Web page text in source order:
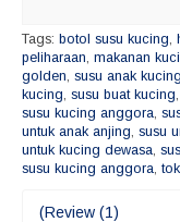
Tags: botol susu kucing
peliharaan makanan
golden susu anak kucing
kucing susu buat kucing
susu kucing anggora
untuk anak anjing susu
untuk kucing dewasa
susu kucing anggora
(Review (1)